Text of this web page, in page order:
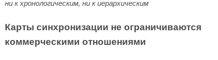
ни к хронологическим, ни к иерархическим
Карты синхронизации не ограничиваются
коммерческими отношениями